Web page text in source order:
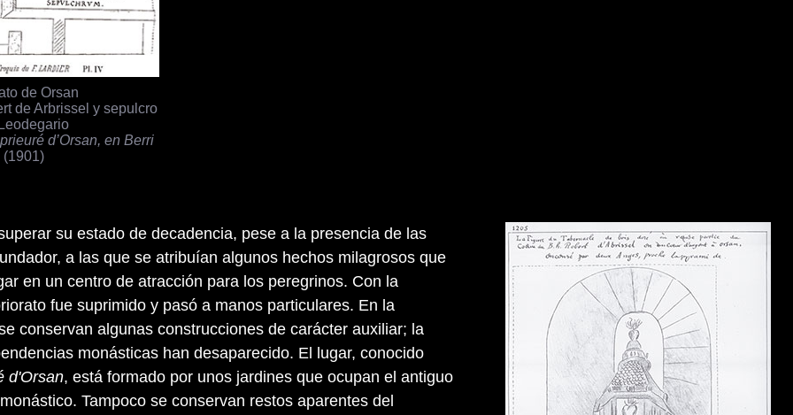
de Orsan
de Arbrissel y sepulcro
d’Orsan, en Berri
(1901)
su estado de decadencia, pese a la presencia de las
a las que se atribuían algunos hechos milagrosos que
en un centro de atracción para los peregrinos. Con la
fue suprimido y pasó a manos particulares. En la
conservan algunas construcciones de carácter auxiliar; la
monásticas han desaparecido. El lugar, conocido
d'Orsan, está formado por unos jardines que ocupan el antiguo
Tampoco se conservan restos aparentes del